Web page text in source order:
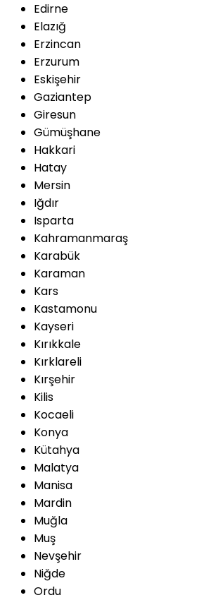
Edirne
Elazığ
Erzincan
Erzurum
Eskişehir
Gaziantep
Giresun
Gümüşhane
Hakkari
Hatay
Mersin
Iğdır
Isparta
Kahramanmaraş
Karabük
Karaman
Kars
Kastamonu
Kayseri
Kırıkkale
Kırklareli
Kırşehir
Kilis
Kocaeli
Konya
Kütahya
Malatya
Manisa
Mardin
Muğla
Muş
Nevşehir
Niğde
Ordu